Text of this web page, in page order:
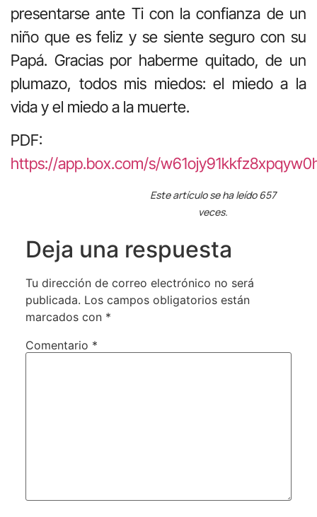
presentarse ante Ti con la confianza de un
niño que es feliz y se siente seguro con su
Papá. Gracias por haberme quitado, de un
plumazo, todos mis miedos: el miedo a la
vida y el miedo a la muerte.
PDF:
https://app.box.com/s/
Este artículo se ha leído 657
veces.
Deja una respuesta
Tu dirección de correo electrónico no será
publicada. Los campos obligatorios están
marcados con *
Comentario *